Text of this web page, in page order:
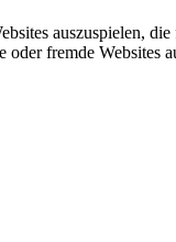
auszuspielen,
fremde Websites